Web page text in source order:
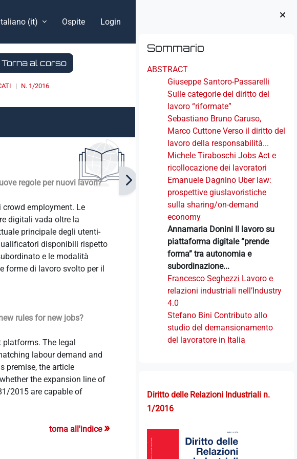
‎(it)‎ Ospite Login
Blocchi
Sommario
ABSTRACT
Giuseppe Santoro-Passarelli
Sulle categorie del diritto del
lavoro “riformate”
Sebastiano Bruno Caruso,
Marco Cuttone Verso il diritto del
lavoro della responsabilità...
Michele Tiraboschi Jobs Act e
ricollocazione dei lavoratori
Emanuele Dagnino Uber law:
prospettive giuslavoristiche
sulla sharing/on-demand
economy
Annamaria Donini Il lavoro su
piattaforma digitale “prende
forma” tra autonomia e
subordinazione...
Francesco Seghezzi Lavoro e
relazioni industriali nell’Industry
4.0
Stefano Bini Contributo allo
studio del demansionamento
del lavoratore in Italia
Diritto delle Relazioni Industriali n.
1/2016
Torna al corso
N. 1/2016
regole per nuovi lavori?
employment. Le
digitali vada oltre la
principale degli utenti-
disponibili rispetto
e le modalità
forme di lavoro svolto per il
rules for new jobs?
platforms. The legal
labour demand and
premise, the article
the expansion line of
2015 are capable of
torna all'indice »